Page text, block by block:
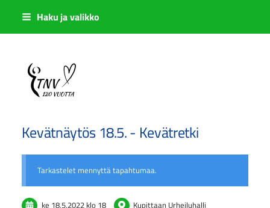
Siirry
sisältöön
Haku ja valikko
Sivuston etusivulle
Kevätnäytös 18.5. - Kevätretki
Tarkastelet mennyttä tapahtumaa.
ke 18.5.2022 klo 18
Kupittaan Urheiluhalli